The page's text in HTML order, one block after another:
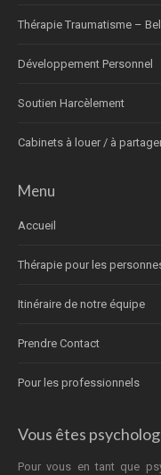
Thérapie Traumatisme –
Développement Personnel
Soutien Harcèlement
Cabinets à louer / à
Menu
Accueil
Thérapie pour les
Itinéraire de notre équipe
Prendre Contact
Pour les professionnels
Vous êtes
Pour vous en tant que